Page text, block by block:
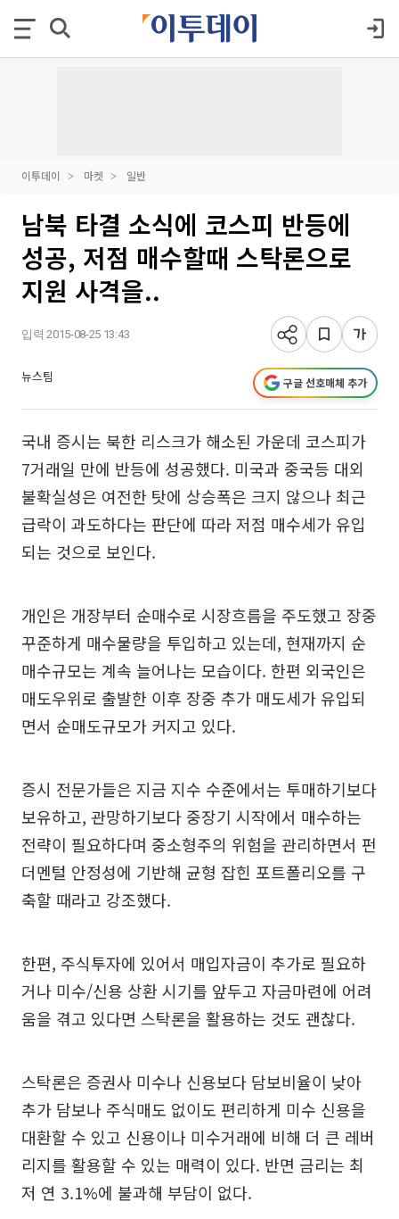
이투데이 마켓 일반
남북 타결 소식에 코스피 반등에
성공, 저점 매수할때 스탁론으로
지원 사격을..
입력 2015-08-25 13:43
뉴스팀 구글 선호매체 추가
국내 증시는 북한 리스크가 해소된 가운데 코스피가
7거래일 만에 반등에 성공했다. 미국과 중국등 대외
불확실성은 여전한 탓에 상승폭은 크지 않으나 최근
급락이 과도하다는 판단에 따라 저점 매수세가 유입
되는 것으로 보인다.
개인은 개장부터 순매수로 시장흐름을 주도했고 장중
꾸준하게 매수물량을 투입하고 있는데, 현재까지 순
매수규모는 계속 늘어나는 모습이다. 한편 외국인은
매도우위로 출발한 이후 장중 추가 매도세가 유입되
면서 순매도규모가 커지고 있다.
증시 전문가들은 지금 지수 수준에서는 투매하기보다
보유하고, 관망하기보다 중장기 시작에서 매수하는
전략이 필요하다며 중소형주의 위험을 관리하면서 펀
더멘털 안정성에 기반해 균형 잡힌 포트폴리오를 구
축할 때라고 강조했다.
한편, 주식투자에 있어서 매입자금이 추가로 필요하
거나 미수/신용 상환 시기를 앞두고 자금마련에 어려
움을 겪고 있다면 스탁론을 활용하는 것도 괜찮다.
스탁론은 증권사 미수나 신용보다 담보비율이 낮아
추가 담보나 주식매도 없이도 편리하게 미수 신용을
대환할 수 있고 신용이나 미수거래에 비해 더 큰 레버
리지를 활용할 수 있는 매력이 있다. 반면 금리는 최
저 연 3.1%에 불과해 부담이 없다.